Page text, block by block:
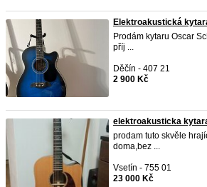
Elektroakustická
Prodám kytaru Oscar
příj ...
Děčín - 407 21
2 900 Kč
elektroakusticka
prodam tuto skvěle
doma,bez ...
Vsetín - 755 01
23 000 Kč